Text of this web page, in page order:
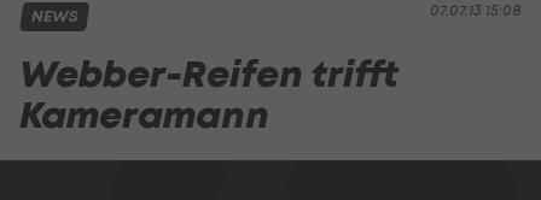
07.07.13 15:08
NEWS
Webber-Reifen trifft
Kameramann